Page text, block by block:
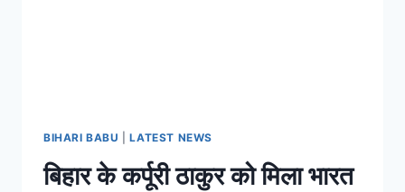
BIHARI BABU |LATEST NEWS
बिहार के कर्पूरी ठाकुर को मिला भारत